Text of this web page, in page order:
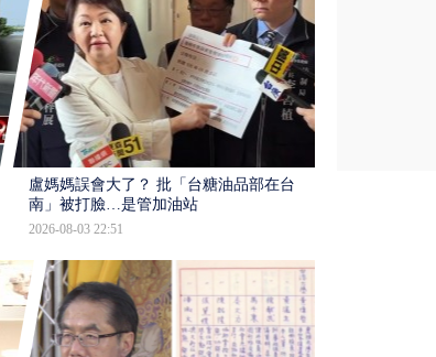
盧媽媽誤會大了？ 批「台糖油品部在台
南」被打臉…是管加油站
2026-08-03 22:51